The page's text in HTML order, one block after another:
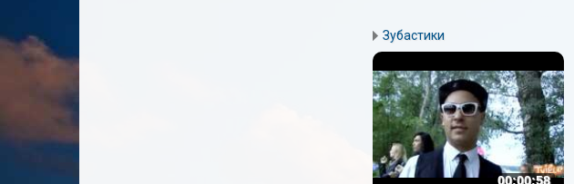
Зубастики
00:00:58